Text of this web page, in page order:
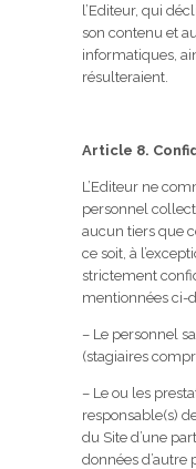
l’Editeur, qui
son contenu et
informatiques,
résulteraient.
Article 8.
L’Editeur ne
personnel
aucun tiers que
ce soit, à
strictement
mentionnées ci-
– Le personnel
(stagiaires
– Le ou les
responsable(s)
du Site d’une
données